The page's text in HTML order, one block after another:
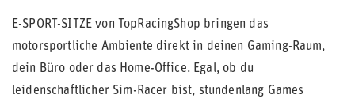
E-SPORT-SITZE von TopRacingShop bringen das
motorsportliche Ambiente direkt in deinen Gaming-Raum,
dein Büro oder das Home-Office. Egal, ob du
leidenschaftlicher Sim-Racer bist, stundenlang Games